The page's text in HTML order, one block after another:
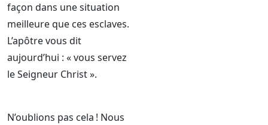
façon dans une situation
meilleure que ces esclaves.
L’apôtre vous dit
aujourd’hui : « vous servez
le Seigneur Christ ».
N’oublions pas cela ! Nous